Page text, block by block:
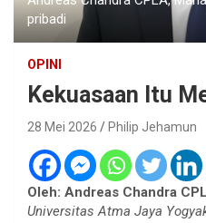
pribadi
OPINI
Kekuasaan Itu
28 Mei 2026 Philip Jehamun
Oleh: Andreas Chandra
Universitas Atma Jaya